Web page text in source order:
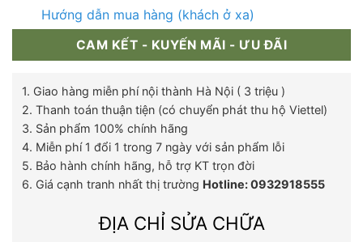
Hướng dẫn mua hàng (khách ở xa)
CAM KẾT - KUYẾN MÃI - ƯU ĐÃI
1. Giao hàng miễn phí nội thành Hà Nội ( 3 triệu )
2. Thanh toán thuận tiện (có chuyển phát thu hộ Viettel)
3. Sản phẩm 100% chính hãng
4. Miễn phí 1 đổi 1 trong 7 ngày với sản phẩm lỗi
5. Bảo hành chính hãng, hỗ trợ KT trọn đời
6. Giá cạnh tranh nhất thị trường Hotline: 0932918555
ĐỊA CHỈ SỬA CHỮA